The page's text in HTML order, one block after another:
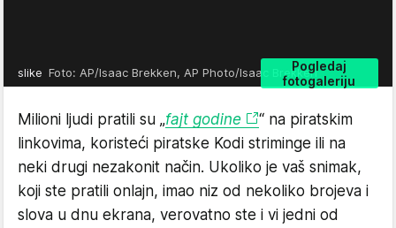
Pogledaj
fotogaleriju
slike Foto: AP/Isaac Brekken, AP Photo/Isaac Brekken
Milioni ljudi pratili su „fajt godine
“ na piratskim
linkovima, koristeći piratske Kodi striminge ili na
neki drugi nezakonit način. Ukoliko je vaš snimak,
koji ste pratili onlajn, imao niz od nekoliko brojeva i
slova u dnu ekrana, verovatno ste i vi jedni od